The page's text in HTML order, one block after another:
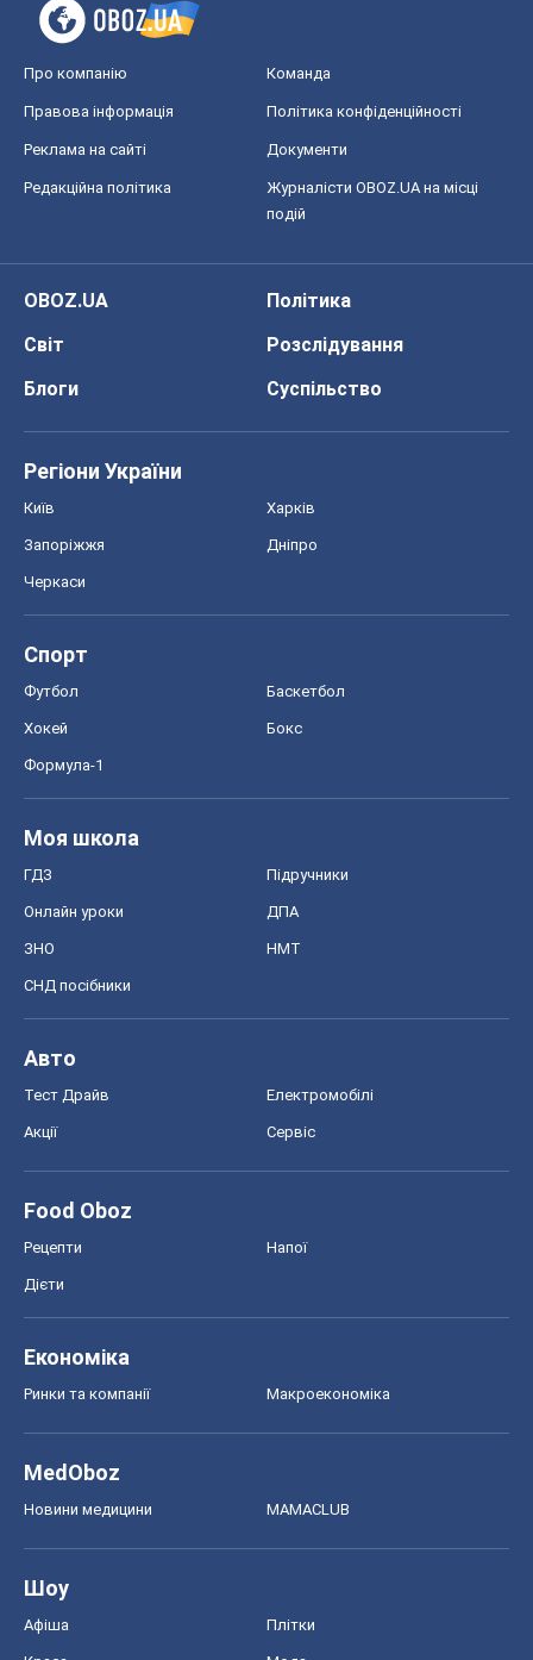
Про компанію Команда
Правова інформація Політика конфіденційності
Реклама на сайті Документи
Редакційна політика
Журналісти OBOZ.UA на місці
подій
OBOZ.UA
Політика
Світ
Розслідування
Блоги
Суспільство
Регіони України
Київ Харків
Запоріжжя Дніпро
Черкаси
Спорт
Футбол Баскетбол
Хокей Бокс
Формула-1
Моя школа
ГДЗ Підручники
Онлайн уроки ДПА
ЗНО НМТ
СНД посібники
Авто
Тест Драйв Електромобілі
Акції Сервіс
Food Oboz
Рецепти Напої
Дієти
Економіка
Ринки та компанії Макроекономіка
MedOboz
Новини медицини MAMACLUB
Шоу
Афіша Плітки